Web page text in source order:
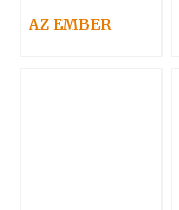
AZ EMBER